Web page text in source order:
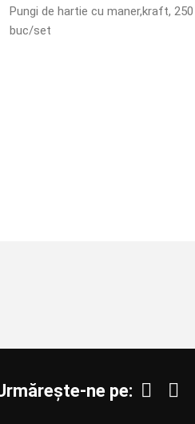
Pungi de hartie cu maner,kraft, 250
buc/set
ne pe: